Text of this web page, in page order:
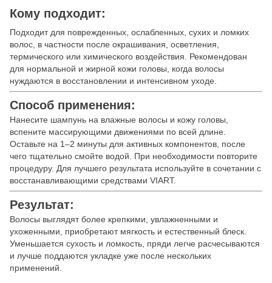
Кому подходит:
Подходит для поврежденных, ослабленных, сухих и ломких
волос, в частности после окрашивания, осветления,
термического или химического воздействия. Рекомендован
для нормальной и жирной кожи головы, когда волосы
нуждаются в восстановлении и интенсивном уходе.
Способ применения:
Нанесите шампунь на влажные волосы и кожу головы,
вспените массирующими движениями по всей длине.
Оставьте на 1–2 минуты для активных компонентов, после
чего тщательно смойте водой. При необходимости повторите
процедуру. Для лучшего результата используйте в сочетании с
восстанавливающими средствами VIART.
Результат:
Волосы выглядят более крепкими, увлажненными и
ухоженными, приобретают мягкость и естественный блеск.
Уменьшается сухость и ломкость, пряди легче расчесываются
и лучше поддаются укладке уже после нескольких
применений.